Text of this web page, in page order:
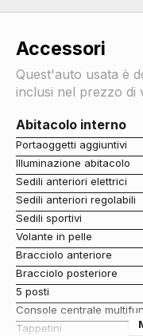
Accessori
Quest'auto usata è
inclusi nel prezzo di
Abitacolo interno
Portaoggetti aggiuntivi
Illuminazione abitacolo
Sedili anteriori elettrici
Sedili anteriori regolabili
Sedili sportivi
Volante in pelle
Bracciolo anteriore
Bracciolo posteriore
5 posti
Console centrale
Tappetini